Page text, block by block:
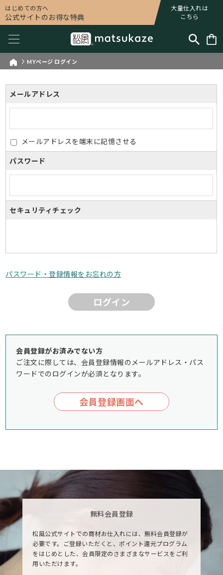
はじめての方へ
公式サイトのお得な特典
大量仕入れは
こちら
MYページ ログイン
メールアドレス
メールアドレスを端末に記憶させる
パスワード
セキュリティチェック
パスワード・登録情報をお忘れの方
ログイン
会員登録がお済みでない方
ご注文に際しては、会員登録情報のメールアドレス・パス
ワードでのログインが必須となります。
会員登録画面へ
無料会員登録
松風公式サイトでの商材お仕入れには、無料会員登録が
必要です。ご登録いただくと、ポイント還元プログラム
をはじめとした、会員限定のさまざまなサービスをご利
用いただけます。